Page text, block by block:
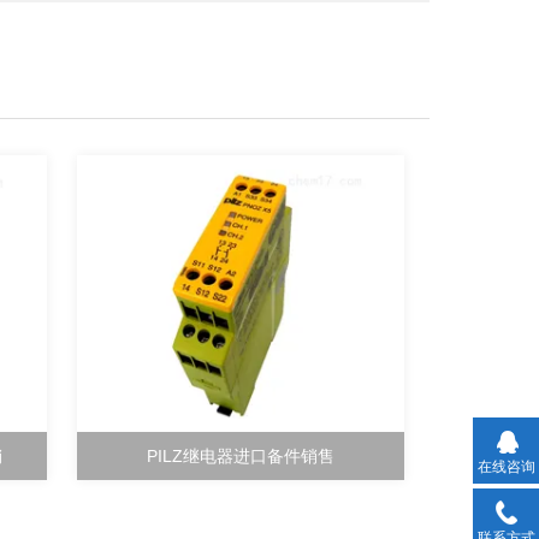
PILZ继电器进口备件销售
在线咨询